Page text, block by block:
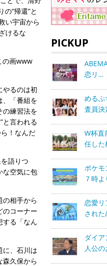
“帰還”と
い宇宙から
けるな
の画www
やるのは初
、「番組を
の練習法を
と言われる
！なんだ
語りつ
な空気に包
相手から
のコーナー
する「なん
に、石川は
森久保から
PICKUP
恋リ…
めるぷ
査員
W杯直
任し
ポケモ
７時
恋愛リ
され
ダイ
人公